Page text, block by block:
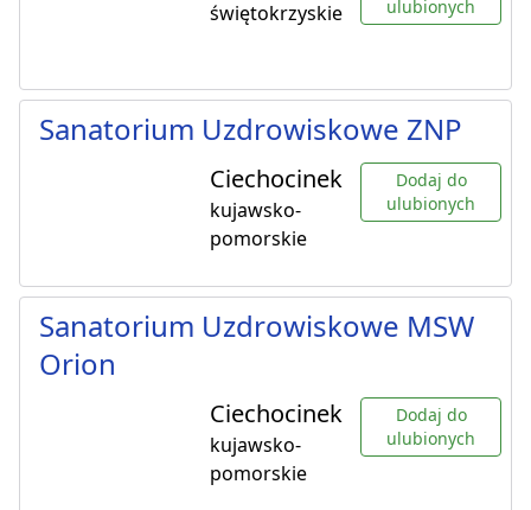
świętokrzyskie ulubionych
Sanatorium Uzdrowiskowe ZNP
Ciechocinek
kujawsko-
pomorskie
Dodaj do
ulubionych
Sanatorium Uzdrowiskowe MSW
Orion
Ciechocinek
kujawsko-
pomorskie
Dodaj do
ulubionych